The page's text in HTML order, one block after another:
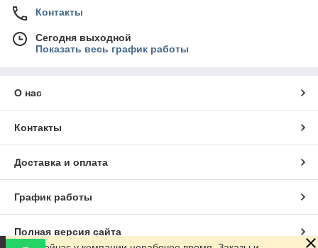
Контакты
Сегодня выходной
Показать весь график работы
О нас
Контакты
Доставка и оплата
График работы
Полная версия сайта